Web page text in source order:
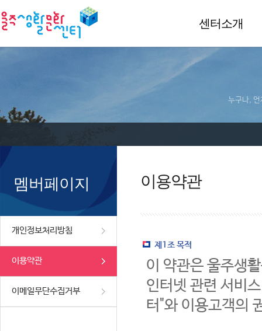
센터소개
누구나, 언
멤버페이지
개인정보처리방침
이용약관
이메일무단수집거부
이용약관
제1조 목적
이 약관은 울주생
인터넷 관련 서비
터"와 이용고객의